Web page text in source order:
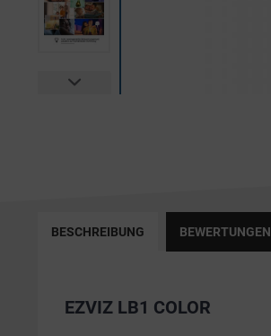
BESCHREIBUNG BEWERTUNGEN
EZVIZ LB1 COLOR